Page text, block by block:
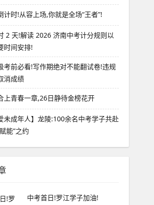
计时!从容上场,你就是全场“王者”!
2 天!解读 2026 济南中考计分规则以
时间安排!
考前必看!写作期绝对不能翻试卷!违规
消成绩
上青春一章,26日静待金榜花开
未成年人】龙陵:100余名中考学子共赴
能”之约
中考首日!罗江学子加油!